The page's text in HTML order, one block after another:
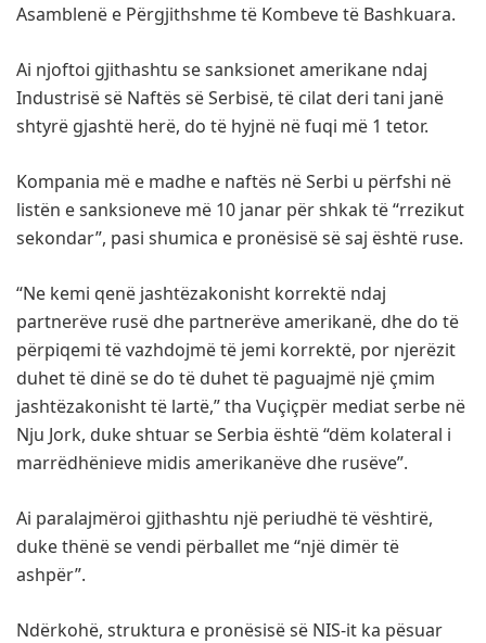
Asamblenë e Përgjithshme të Kombeve të Bashkuara.
Ai njoftoi gjithashtu se sanksionet amerikane ndaj
Industrisë së Naftës së Serbisë, të cilat deri tani janë
shtyrë gjashtë herë, do të hyjnë në fuqi më 1 tetor.
Kompania më e madhe e naftës në Serbi u përfshi në
listën e sanksioneve më 10 janar për shkak të “rrezikut
sekondar”, pasi shumica e pronësisë së saj është ruse.
“Ne kemi qenë jashtëzakonisht korrektë ndaj
partnerëve rusë dhe partnerëve amerikanë, dhe do të
përpiqemi të vazhdojmë të jemi korrektë, por njerëzit
duhet të dinë se do të duhet të paguajmë një çmim
jashtëzakonisht të lartë,” tha Vuçiçpër mediat serbe në
Nju Jork, duke shtuar se Serbia është “dëm kolateral i
marrëdhënieve midis amerikanëve dhe rusëve”.
Ai paralajmëroi gjithashtu një periudhë të vështirë,
duke thënë se vendi përballet me “një dimër të
ashpër”.
Ndërkohë, struktura e pronësisë së NIS-it ka pësuar